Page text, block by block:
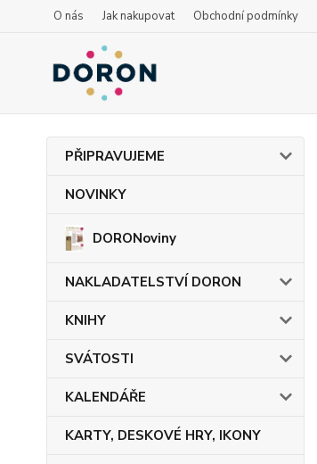
O nás Jak nakupovat Obchodní podmínky
PŘIPRAVUJEME
NOVINKY
DORONoviny
NAKLADATELSTVÍ DORON
KNIHY
SVÁTOSTI
KALENDÁŘE
KARTY, DESKOVÉ HRY, IKONY